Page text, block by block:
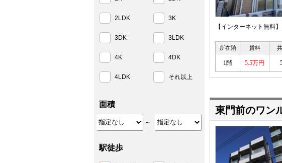
【インターネット無料
所在階 賃料
1階 5.5万円
東門前のワン
2LDK 3K
3DK 3LDK
4K 4DK
4LDK それ以上
面積
～
駅徒歩